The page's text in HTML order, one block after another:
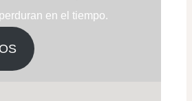
en el tiempo.